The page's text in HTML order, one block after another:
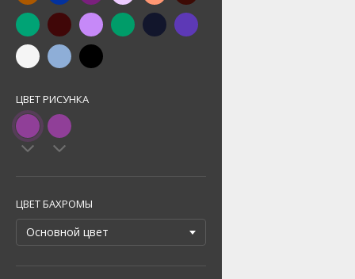
ЦВЕТ РИСУНКА
ЦВЕТ БАХРОМЫ